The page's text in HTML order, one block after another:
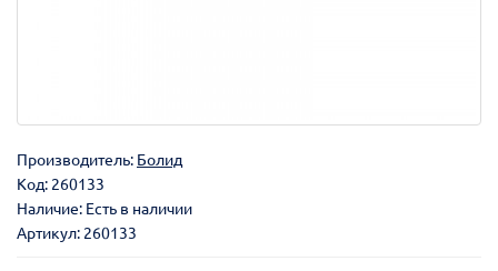
Производитель: Болид
Код: 260133
Наличие: Есть в наличии
Артикул: 260133